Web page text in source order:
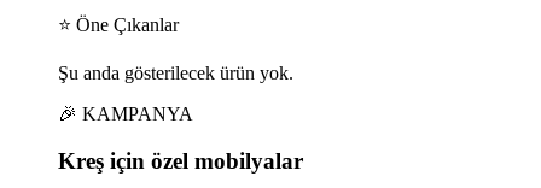
⭐ Öne Çıkanlar
Şu anda gösterilecek ürün yok.
🎉 KAMPANYA
Kreş için özel mobilyalar